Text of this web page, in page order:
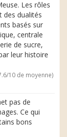
Les rôles
des dualités
basés sur
centrale
de sucre,
leur histoire
10 de moyenne)
pas de
Ce qui
bons